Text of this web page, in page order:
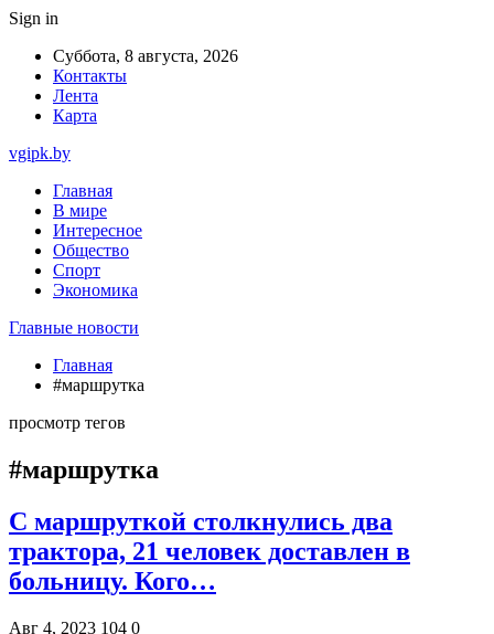
Sign in
Суббота, 8 августа, 2026
Контакты
Лента
Карта
vgipk.by
Главная
В мире
Интересное
Общество
Спорт
Экономика
Главные новости
Главная
#маршрутка
просмотр тегов
#маршрутка
С маршруткой столкнулись два
трактора, 21 человек доставлен в
больницу. Кого…
Авг 4, 2023 104 0